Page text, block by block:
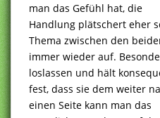
man das Gefühl hat, die
Handlung plätschert eher
Thema zwischen den
immer wieder auf.
loslassen und hält
fest, dass sie dem weiter
einen Seite kann man das